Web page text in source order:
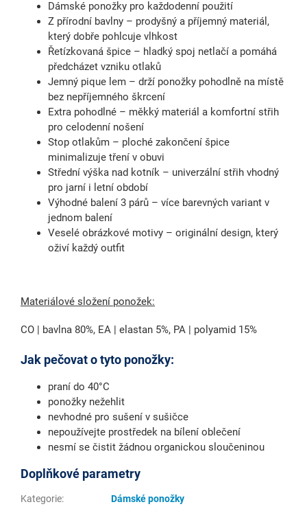
Dámské ponožky pro každodenní použití
Z přírodní bavlny – prodyšný a příjemný materiál,
který dobře pohlcuje vlhkost
Řetízkovaná špice – hladký spoj netlačí a pomáhá
předcházet vzniku otlaků
Jemný pique lem – drží ponožky pohodlně na místě
bez nepříjemného škrcení
Extra pohodlné – měkký materiál a komfortní střih
pro celodenní nošení
Stop otlakům – ploché zakončení špice
minimalizuje tření v obuvi
Střední výška nad kotník – univerzální střih vhodný
pro jarní i letní období
Výhodné balení 3 párů – více barevných variant v
jednom balení
Veselé obrázkové motivy – originální design, který
oživí každý outfit
Materiálové složení ponožek:
CO | bavlna 80%, EA | elastan 5%, PA | polyamid 15%
Jak pečovat o tyto ponožky:
praní do 40°C
ponožky nežehlit
nevhodné pro sušení v sušičce
nepoužívejte prostředek na bílení oblečení
nesmí se čistit žádnou organickou sloučeninou
Doplňkové parametry
Kategorie:
Dámské ponožky